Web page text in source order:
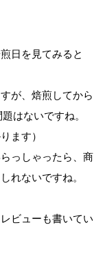
日を見てみると
が、焙煎してから
はないですね。
ます）
っしゃったら、商
れないですね。
ビューも書いてい